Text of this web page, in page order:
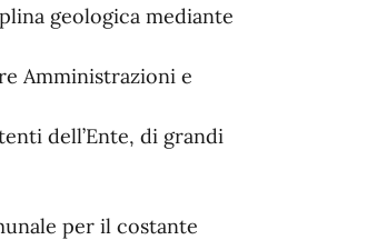
geologica mediante
Amministrazioni e
dell’Ente, di grandi
per il costante